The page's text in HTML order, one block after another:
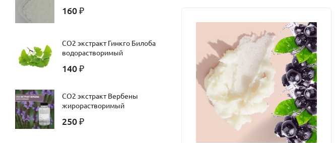
160 ₽
СО2 экстракт Гинкго Билоба
водорастворимый
140 ₽
CO2 экстракт Вербены
жирорастворимый
250 ₽